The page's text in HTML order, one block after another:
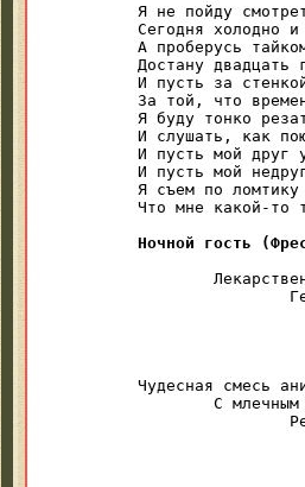
Я не пойду
Сегодня холодно
А проберусь
Достану двадцать
И пусть за
За той, что
Я буду тонко
И слушать, как
И пусть мой друг
И пусть мой
Я съем по
Что мне какой-то
Ночной гость
Чудесная смесь